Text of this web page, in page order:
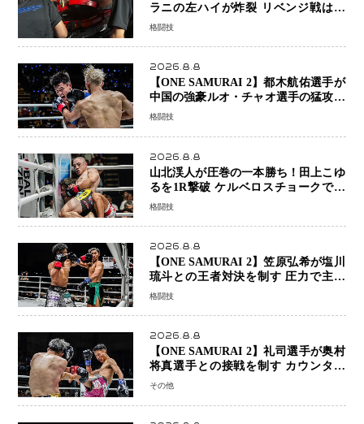
ラニの左ハイが炸裂 リベンジ戦は一
瞬で決着
格闘技
2026.8.8
【ONE SAMURAI 2】都木航佑選手が
中国の強豪ルオ・チャオ選手の猛攻を
受けながらも的確な攻撃で応戦 最後
格闘技
2026.8.8
山北渓人が圧巻の一本勝ち！田上こゆ
るを1R撃破 ケルベロスチョークで存
在感を示す
格闘技
2026.8.8
【ONE SAMURAI 2】笠原弘希が塩川
琉斗との王者対決を制す 圧力で主導
権を握り判定勝利
格闘技
2026.8.8
【ONE SAMURAI 2】礼司選手が奥村
将真選手との接戦を制す カウンター
と正確な打撃で判定勝利
その他